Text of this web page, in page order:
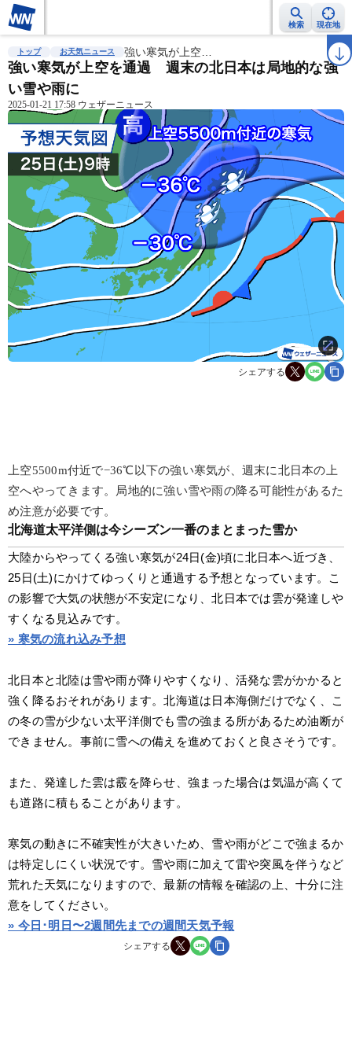
検索 現在地
雨雲レーダー 台風情報 地震情報 ラ
トップ お天気ニュース 強い寒気が上空…
強い寒気が上空を通過 週末の北日本は局地的な強
い雪や雨に
2025-01-21 17:58 ウェザーニュース
シェアする
上空5500m付近で−36℃以下の強い寒気が、週末に北日本の上
空へやってきます。局地的に強い雪や雨の降る可能性があるた
め注意が必要です。
北海道太平洋側は今シーズン一番のまとまった雪か
大陸からやってくる強い寒気が24日(金)頃に北日本へ近づき、
25日(土)にかけてゆっくりと通過する予想となっています。こ
の影響で大気の状態が不安定になり、北日本では雲が発達しや
すくなる見込みです。
» 寒気の流れ込み予想
北日本と北陸は雪や雨が降りやすくなり、活発な雲がかかると
強く降るおそれがあります。北海道は日本海側だけでなく、こ
の冬の雪が少ない太平洋側でも雪の強まる所があるため油断が
できません。事前に雪への備えを進めておくと良さそうです。
また、発達した雲は霰を降らせ、強まった場合は気温が高くて
も道路に積もることがあります。
寒気の動きに不確実性が大きいため、雪や雨がどこで強まるか
は特定しにくい状況です。雪や雨に加えて雷や突風を伴うなど
荒れた天気になりますので、最新の情報を確認の上、十分に注
意をしてください。
» 今日･明日〜2週間先までの週間天気予報
シェアする